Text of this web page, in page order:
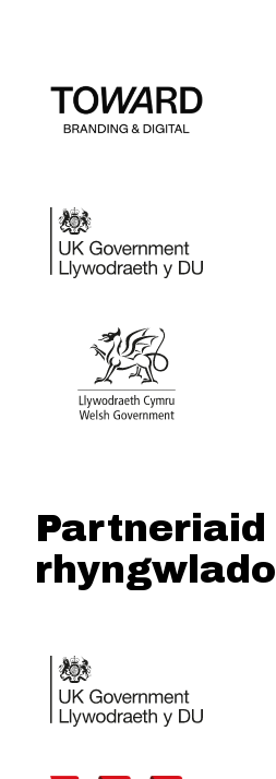
Partneriaid
rhyngwladol